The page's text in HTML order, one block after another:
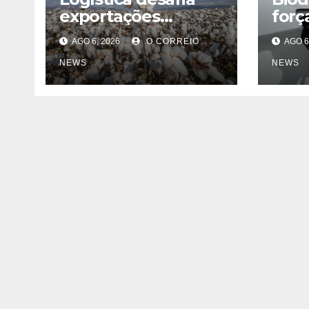
exportações
brasileiras de
algodão
AGO 6, 2026 O CORREIO
NEWS
AGO
NEWS